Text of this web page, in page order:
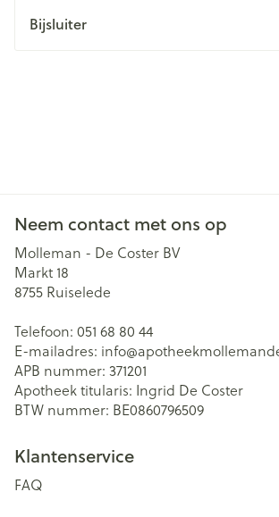
Bijsluiter
Neem contact met ons op
Molleman - De Coster BV
Markt 18
8755 Ruiselede
Telefoon: 051 68 80 44
E-mailadres: info@
APB nummer: 371201
Apotheek titularis: Ingrid De Coster
BTW nummer: BE0860796509
Klantenservice
FAQ